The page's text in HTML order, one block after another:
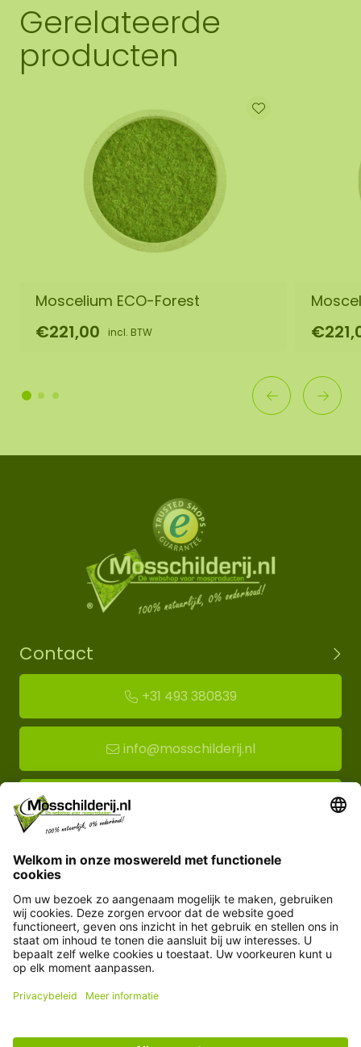
Gerelateerde
producten
Moscelium ECO-Forest
€221,00 incl. BTW
Contact
+31 493 380839
info@mosschilderij.nl
Route naar mos-showroom
Florapark 14
Klantenservice
Informatie